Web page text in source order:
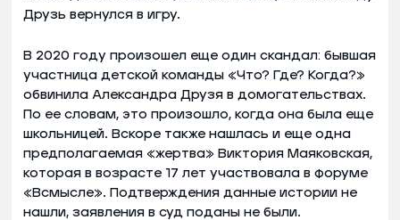
Друзь вернулся в игру.
В 2020 году произошел еще один скандал: бывшая
участница детской команды «Что? Где? Когда?»
обвинила Александра Друзя в домогательствах.
По ее словам, это произошло, когда она была еще
школьницей. Вскоре также нашлась и еще одна
предполагаемая «жертва» Виктория Маяковская,
которая в возрасте 17 лет участвовала в форуме
«Всмысле». Подтверждения данные истории не
нашли, заявления в суд поданы не были.